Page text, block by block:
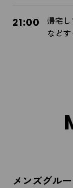
21:00
帰宅
などす
メンズグル